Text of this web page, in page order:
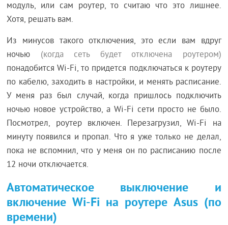
модуль, или сам роутер, то считаю что это лишнее.
Хотя, решать вам.
Из минусов такого отключения, это если вам вдруг
ночью (когда сеть будет отключена роутером)
понадобится Wi-Fi, то придется подключаться к роутеру
по кабелю, заходить в настройки, и менять расписание.
У меня раз был случай, когда пришлось подключить
ночью новое устройство, а Wi-Fi сети просто не было.
Посмотрел, роутер включен. Перезагрузил, Wi-Fi на
минуту появился и пропал. Что я уже только не делал,
пока не вспомнил, что у меня он по расписанию после
12 ночи отключается.
Автоматическое выключение и
включение Wi-Fi на роутере Asus (по
времени)